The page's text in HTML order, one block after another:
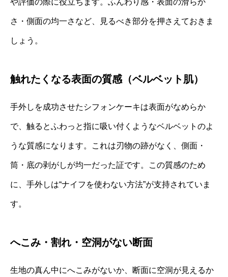
や評価の際に役立ちます。ふんわり感・表面の滑らか
さ・側面の均一さなど、見るべき部分を押さえておきま
しょう。
触れたくなる表面の質感（ベルベット肌）
手外しを成功させたシフォンケーキは表面がなめらか
で、触るとふわっと指に吸い付くようなベルベットのよ
うな質感になります。これは刃物の跡がなく、側面・
筒・底の剥がしが均一だった証です。この質感のため
に、手外しは“ナイフを使わない方法”が支持されていま
す。
へこみ・割れ・空洞がない断面
生地の真ん中にへこみがないか、断面に空洞が見えるか